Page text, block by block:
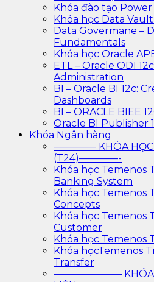
Khóa đào tạo
Khóa học Data
Data Govermane –
Fundamentals
Khóa học Oracle
ETL – Oracle ODI
Administration
BI – Oracle BI 12c:
Dashboards
BI – ORACLE BIEE
Oracle BI Publisher
Khóa Ngân hàng
————- KHÓA HỌC
(T24)————-
Khóa học Temenos
Banking System
Khóa học Temenos
Concepts
Khóa học Temenos
Customer
Khóa học Temenos
Khóa họcTemenos
Transfer
——————— KHÓA